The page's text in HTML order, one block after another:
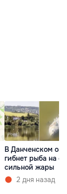
В Данченском
гибнет рыба на
сильной жары
2 дня назад